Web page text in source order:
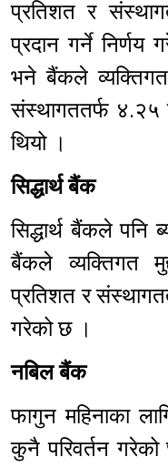
प्रतिशत र
प्रदान गर्ने निर्णय
भने बैंकले
संस्थागततर्फ ४.२५
थियो ।
सिद्धार्थ बैंक
सिद्धार्थ बैंकले पनि
बैंकले व्यक्तिगत
प्रतिशत र
गरेको छ ।
नबिल बैंक
फागुन महिनाका
कुनै परिवर्तन